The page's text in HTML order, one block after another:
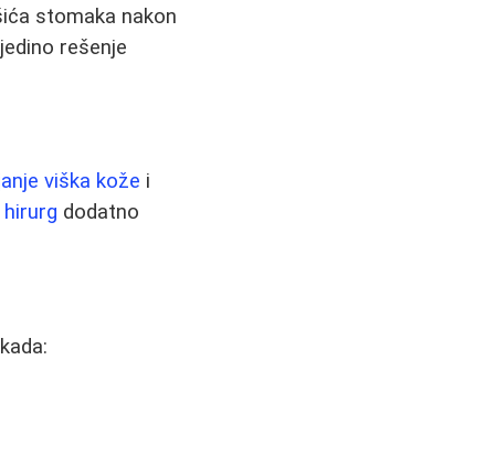
stomaka nakon
rešenje
viška kože i
hirurg dodatno